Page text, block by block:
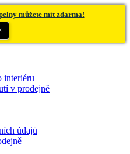
můžete mít zdarma!
interiéru
v prodejně
údajů